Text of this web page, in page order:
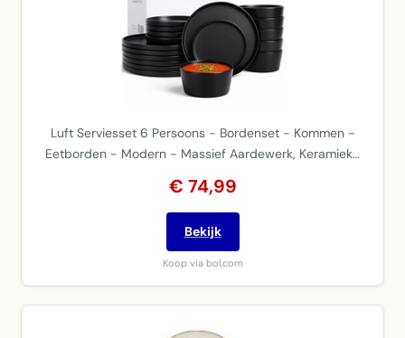
Luft Serviesset 6 Persoons - Bordenset - Kommen -
Eetborden - Modern - Massief Aardewerk, Keramiek…
€ 74,99
Bekijk
Koop via bol.com